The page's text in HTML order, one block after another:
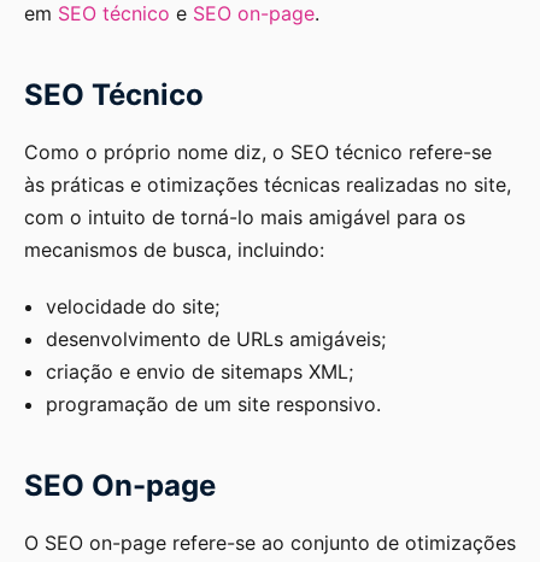
em SEO técnico e SEO on-page.
SEO Técnico
Como o próprio nome diz, o SEO técnico refere-se
às práticas e otimizações técnicas realizadas no site,
com o intuito de torná-lo mais amigável para os
mecanismos de busca, incluindo:
velocidade do site;
desenvolvimento de URLs amigáveis;
criação e envio de sitemaps XML;
programação de um site responsivo.
SEO On-page
O SEO on-page refere-se ao conjunto de otimizações